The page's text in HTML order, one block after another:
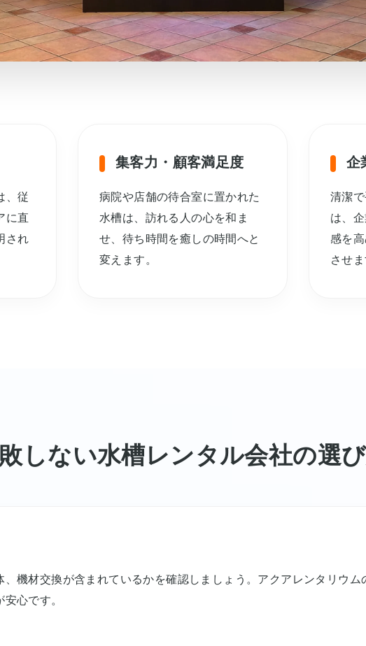
、従
に直
され
集客力・顧客満足度
病院や店舗の待合室に置かれた
水槽は、訪れる人の心を和ま
せ、待ち時間を癒しの時間へと
変えます。
企
清潔
は、
感を
させま
しない水槽レンタル会社の選
、機材交換が含まれているかを確認しましょう。アクアレンタリウ
心です。